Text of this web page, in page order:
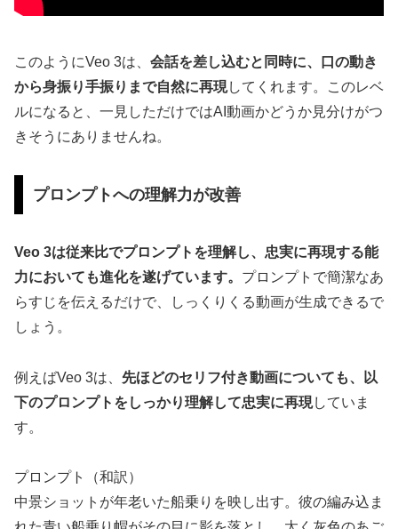
このようにVeo 3は、 会話を差し込むと同時に、口の動き
から身振り手振りまで自然に再現してくれます。このレベ
ルになると、一見しただけではAI動画かどうか見分けがつ
きそうにありませんね。
プロンプトへの理解力が改善
Veo 3は従来比でプロンプトを理解し、忠実に再現する能
力においても進化を遂げています。 プロンプトで簡潔なあ
らすじを伝えるだけで、しっくりくる動画が生成できるで
しょう。
例えばVeo 3は、 先ほどのセリフ付き動画についても、以
下のプロンプトをしっかり理解して忠実に再現していま
す。
プロンプト（和訳）
中景ショットが年老いた船乗りを映し出す。彼の編み込ま